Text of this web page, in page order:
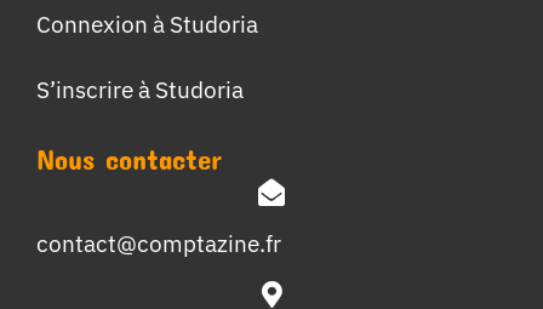
Connexion à Studoria
S’inscrire à Studoria
Nous contacter
contact@comptazine.fr